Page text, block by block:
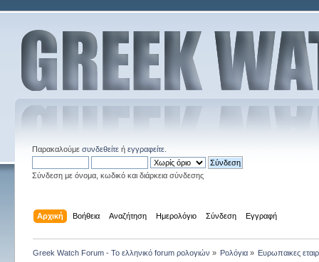
Παρακαλούμε συνδεθείτεή εγγραφείτε.
Σύνδεση με όνομα, κωδικό και διάρκεια σύνδεσης
Αρχική Βοήθεια Αναζήτηση Ημερολόγιο Σύνδεση Εγγραφή
Greek Watch Forum - Το ελληνικό forum ρολογιών » Ρολόγια » Ευρωπαικες